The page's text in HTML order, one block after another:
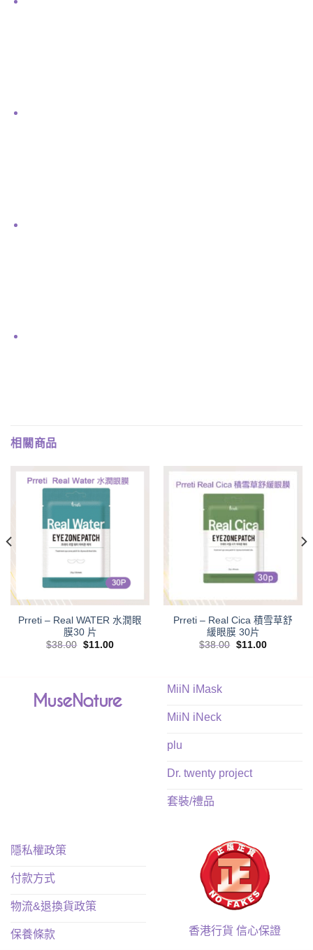
相關商品
Prreti – Real WATER 水潤眼
膜30 片
$38.00 Original
$11.00Current
Prreti – Real Cica 積雪草舒
緩眼膜 30片
$38.00 Original
$11.00Current
MiiN iMask
MiiN iNeck
plu
Dr. twenty project
套裝/禮品
隱私權政策
付款方式
物流&退換貨政策
保養條款 香港行貨 信心保證